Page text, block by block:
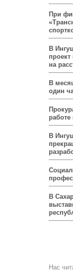
При
В
проект
на
В
один
В
В
Нас